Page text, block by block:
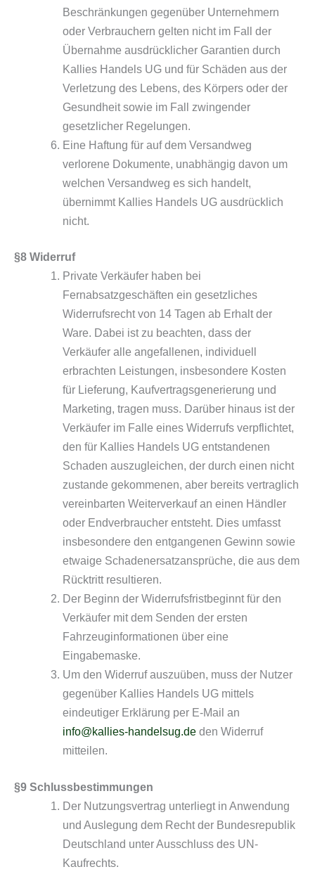
Beschränkungen gegenüber Unternehmern
oder Verbrauchern gelten nicht im Fall der
Übernahme ausdrücklicher Garantien durch
Kallies Handels UG und für Schäden aus der
Verletzung des Lebens, des Körpers oder der
Gesundheit sowie im Fall zwingender
gesetzlicher Regelungen.
Eine Haftung für auf dem Versandweg
verlorene Dokumente, unabhängig davon um
welchen Versandweg es sich handelt,
übernimmt Kallies Handels UG ausdrücklich
nicht.
§8 Widerruf
Private Verkäufer haben bei
Fernabsatzgeschäften ein gesetzliches
Widerrufsrecht von 14 Tagen ab Erhalt der
Ware. Dabei ist zu beachten, dass der
Verkäufer alle angefallenen, individuell
erbrachten Leistungen, insbesondere Kosten
für Lieferung, Kaufvertragsgenerierung und
Marketing, tragen muss. Darüber hinaus ist der
Verkäufer im Falle eines Widerrufs verpflichtet,
den für Kallies Handels UG entstandenen
Schaden auszugleichen, der durch einen nicht
zustande gekommenen, aber bereits vertraglich
vereinbarten Weiterverkauf an einen Händler
oder Endverbraucher entsteht. Dies umfasst
insbesondere den entgangenen Gewinn sowie
etwaige Schadenersatzansprüche, die aus dem
Rücktritt resultieren.
Der Beginn der Widerrufsfristbeginnt für den
Verkäufer mit dem Senden der ersten
Fahrzeuginformationen über eine
Eingabemaske.
Um den Widerruf auszuüben, muss der Nutzer
gegenüber Kallies Handels UG mittels
eindeutiger Erklärung per E-Mail an
info@kallies-handelsug.de den Widerruf
mitteilen.
§9 Schlussbestimmungen
Der Nutzungsvertrag unterliegt in Anwendung
und Auslegung dem Recht der Bundesrepublik
Deutschland unter Ausschluss des UN-
Kaufrechts.